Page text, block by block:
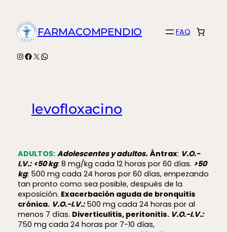
contenidoFARMACOMPENDIO FAQ
Instagram
Facebook
X WhatsApp
levofloxacino
ADULTOS: Adolescentes y adultos. Ántrax: V.O.-
I.V.: <50 kg: 8 mg/kg cada 12 horas por 60 días. >50
kg: 500 mg cada 24 horas por 60 días, empezando
tan pronto como sea posible, después de la
exposición. Exacerbación aguda de bronquitis
crónica. V.O.-I.V.:500 mg cada 24 horas por al
menos 7 días. Diverticulitis, peritonitis.V.O.-I.V.:
750 mg cada 24 horas por 7-10 días,